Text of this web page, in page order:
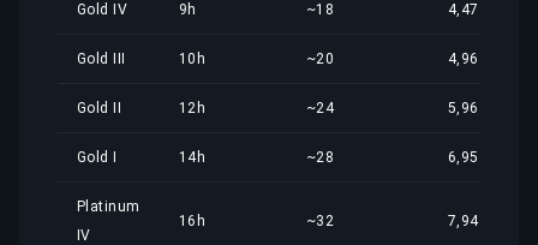
Gold IV 9h ~18 4,47 €
Gold III 10h ~20 4,96 €
Gold II 12h ~24 5,96 €
Gold I 14h ~28 6,95 €
Platinum
IV
16h ~32 7,94 €